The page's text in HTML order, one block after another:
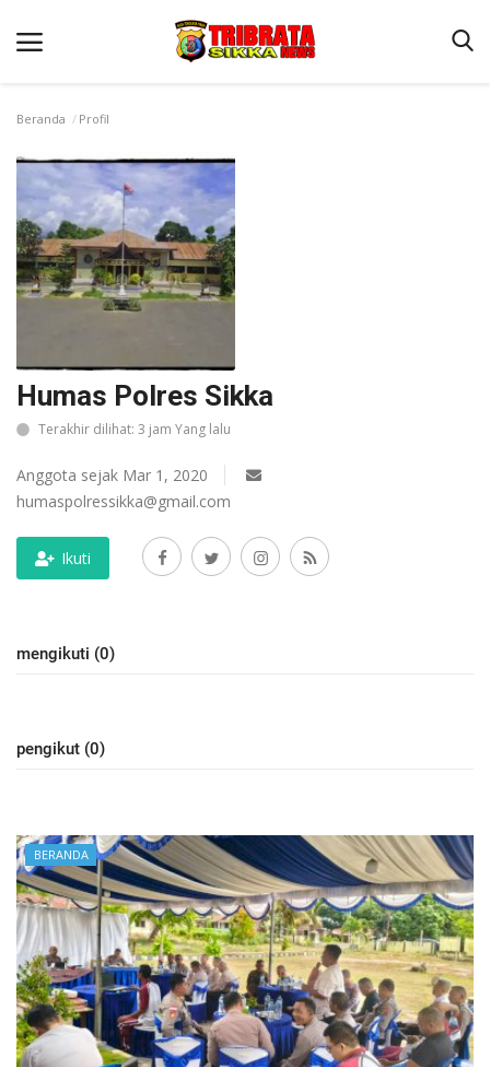
Beranda
Terms & Conditions
Reskrim
Binkam
Polisi Kita
Giat Ops
Beranda Profil
Humas Polres Sikka
Terakhir dilihat: 3 jam Yang lalu
Anggota sejak Mar 1, 2020
humaspolressikka@gmail.com
Ikuti
mengikuti (0)
pengikut (0)
BERANDA